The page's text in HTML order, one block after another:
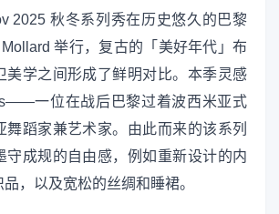
2025 秋冬系列秀在历史悠久的巴黎
举行，复古的「美好年代」布
美学之间形成了鲜明对比。本季灵感
一位在战后巴黎过着波西米亚式
舞蹈家兼艺术家。由此而来的该系列
守成规的自由感，例如重新设计的内
，以及宽松的丝绸和睡裙。